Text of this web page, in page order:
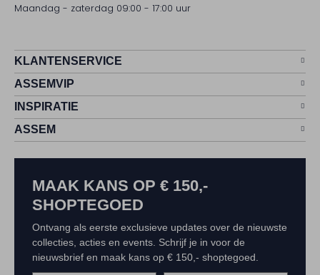
Maandag - zaterdag 09:00 - 17:00 uur
KLANTENSERVICE
ASSEMVIP
INSPIRATIE
ASSEM
MAAK KANS OP € 150,-
SHOPTEGOED
Ontvang als eerste exclusieve updates over de nieuwste
collecties, acties en events. Schrijf je in voor de
nieuwsbrief en maak kans op € 150,- shoptegoed.